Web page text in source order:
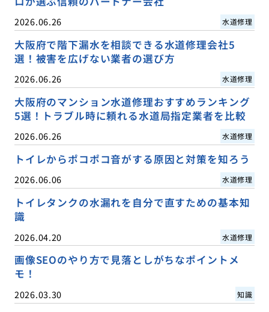
2026.06.26 水道修理
大阪府で階下漏水を相談できる水道修理会社5
選！被害を広げない業者の選び方
2026.06.26 水道修理
大阪府のマンション水道修理おすすめランキング
5選！トラブル時に頼れる水道局指定業者を比較
2026.06.26 水道修理
トイレからポコポコ音がする原因と対策を知ろう
2026.06.06 水道修理
トイレタンクの水漏れを自分で直すための基本知
識
2026.04.20 水道修理
画像SEOのやり方で見落としがちなポイントメ
モ！
2026.03.30 知識